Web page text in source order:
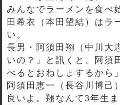
みんなでラーメンを食べ
田希衣（本田望結）はラ
い。
長男・阿須田翔（中川大
いの？」と訊くと、阿須
べるとおねしょするから
阿須田恵一（長谷川博己
良いよ。翔なんて3年生